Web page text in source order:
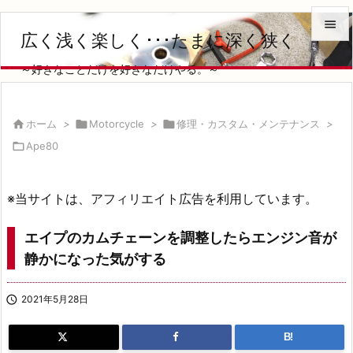
広く浅く楽しく･･･たまに深く狭く
～好きなことだけを好きなだけやる。～


検索
 ホーム > Motorcycle > 修理・カスタム・メンテナンス >
Ape80
※当サイトは、アフィリエイト広告を利用しています。
エイプのカムチェーンを調整したらエンジン音が
静かになった気がする
 2021年5月28日
B!